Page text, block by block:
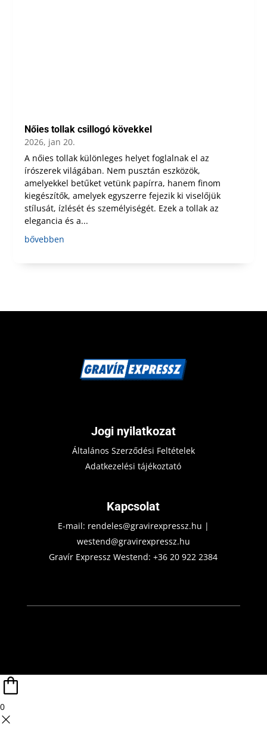
Nőies tollak csillogó kövekkel
2026, jan 20.
A nőies tollak különleges helyet foglalnak el az
írószerek világában. Nem pusztán eszközök,
amelyekkel betűket vetünk papírra, hanem finom
kiegészítők, amelyek egyszerre fejezik ki viselőjük
stílusát, ízlését és személyiségét. Ezek a tollak az
elegancia és a...
bővebben
Jogi nyilatkozat
Általános Szerződési Feltételek
Adatkezelési tájékoztató
Kapcsolat
E-mail: rendeles@gravirexpressz.hu |
westend@gravirexpressz.hu
Gravír Expressz Westend:+36 20 922 2384
0